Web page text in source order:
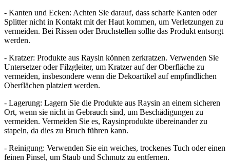
- Kanten und Ecken: Achten Sie darauf, dass scharfe Kanten oder
Splitter nicht in Kontakt mit der Haut kommen, um Verletzungen zu
vermeiden. Bei Rissen oder Bruchstellen sollte das Produkt entsorgt
werden.
- Kratzer: Produkte aus Raysin können zerkratzen. Verwenden Sie
Untersetzer oder Filzgleiter, um Kratzer auf der Oberfläche zu
vermeiden, insbesondere wenn die Dekoartikel auf empfindlichen
Oberflächen platziert werden.
- Lagerung: Lagern Sie die Produkte aus Raysin an einem sicheren
Ort, wenn sie nicht in Gebrauch sind, um Beschädigungen zu
vermeiden. Vermeiden Sie es, Raysinprodukte übereinander zu
stapeln, da dies zu Bruch führen kann.
- Reinigung: Verwenden Sie ein weiches, trockenes Tuch oder einen
feinen Pinsel, um Staub und Schmutz zu entfernen.